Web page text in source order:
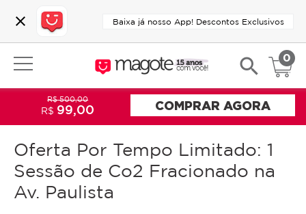
close Baixa já nosso App! Descontos Exclusivos
search 0
Oferta Por Tempo Limitado: 1
Sessão de Co2 Fracionado na
Av. Paulista
R$ 500,00
R$ 99,00 COMPRAR AGORA